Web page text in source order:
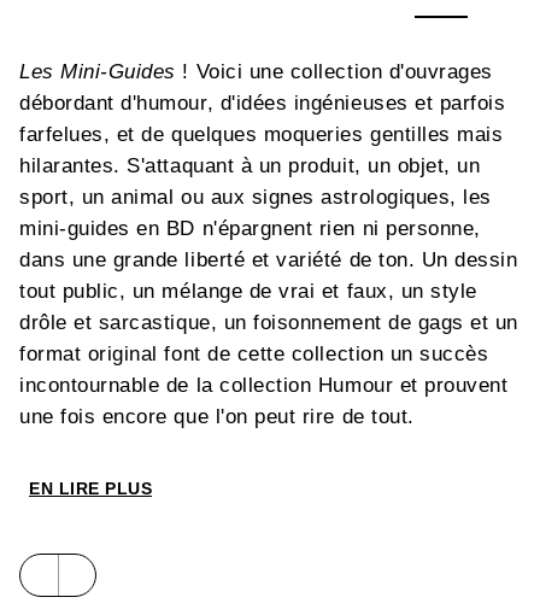
Les Mini-Guides ! Voici une collection d'ouvrages
débordant d'humour, d'idées ingénieuses et parfois
farfelues, et de quelques moqueries gentilles mais
hilarantes. S'attaquant à un produit, un objet, un
sport, un animal ou aux signes astrologiques, les
mini-guides en BD n'épargnent rien ni personne,
dans une grande liberté et variété de ton. Un dessin
tout public, un mélange de vrai et faux, un style
drôle et sarcastique, un foisonnement de gags et un
format original font de cette collection un succès
incontournable de la collection Humour et prouvent
une fois encore que l'on peut rire de tout.
EN LIRE PLUS